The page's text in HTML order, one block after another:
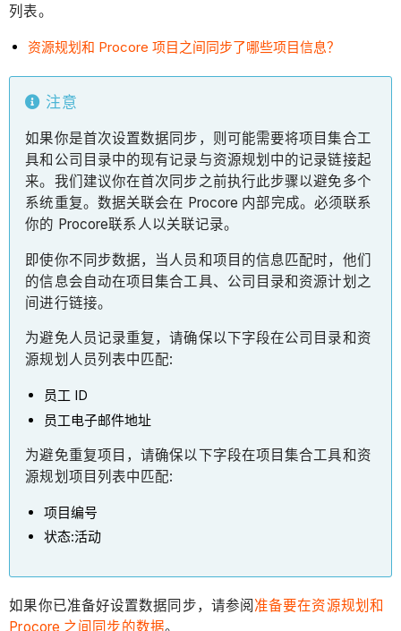
列表。
资源规划和 Procore 项目之间同步了哪些项目信息？
注意
如果你是首次设置数据同步，则可能需要将项目集合工
具和公司目录中的现有记录与资源规划中的记录链接起
来。我们建议你在首次同步之前执行此步骤以避免多个
系统重复。数据关联会在 Procore 内部完成。必须联系
你的 Procore联系人以关联记录。
即使你不同步数据，当人员和项目的信息匹配时，他们
的信息会自动在项目集合工具、公司目录和资源计划之
间进行链接。
为避免人员记录重复，请确保以下字段在公司目录和资
源规划人员列表中匹配:
员工 ID
员工电子邮件地址
为避免重复项目，请确保以下字段在项目集合工具和资
源规划项目列表中匹配:
项目编号
状态:活动
如果你已准备好设置数据同步，请参阅 准备要在资源规划和
Procore 之间同步的数据。